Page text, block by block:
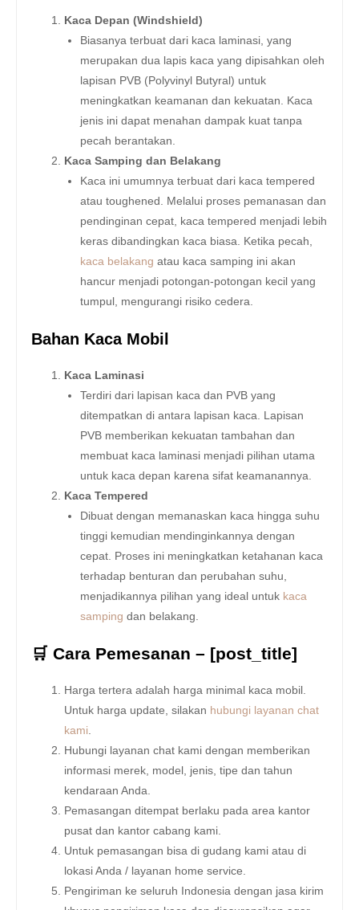
Kaca Depan (Windshield)
Biasanya terbuat dari kaca laminasi, yang
merupakan dua lapis kaca yang dipisahkan oleh
lapisan PVB (Polyvinyl Butyral) untuk
meningkatkan keamanan dan kekuatan. Kaca
jenis ini dapat menahan dampak kuat tanpa
pecah berantakan.
Kaca Samping dan Belakang
Kaca ini umumnya terbuat dari kaca tempered
atau toughened. Melalui proses pemanasan dan
pendinginan cepat, kaca tempered menjadi lebih
keras dibandingkan kaca biasa. Ketika pecah,
kaca belakang atau kaca samping ini akan
hancur menjadi potongan-potongan kecil yang
tumpul, mengurangi risiko cedera.
Bahan Kaca Mobil
Kaca Laminasi
Terdiri dari lapisan kaca dan PVB yang
ditempatkan di antara lapisan kaca. Lapisan
PVB memberikan kekuatan tambahan dan
membuat kaca laminasi menjadi pilihan utama
untuk kaca depan karena sifat keamanannya.
Kaca Tempered
Dibuat dengan memanaskan kaca hingga suhu
tinggi kemudian mendinginkannya dengan
cepat. Proses ini meningkatkan ketahanan kaca
terhadap benturan dan perubahan suhu,
menjadikannya pilihan yang ideal untuk kaca
samping dan belakang.
🛒 Cara Pemesanan – [post_title]
Harga tertera adalah harga minimal kaca mobil.
Untuk harga update, silakan hubungi layanan chat
kami
Hubungi layanan chat kami dengan memberikan
informasi merek, model, jenis, tipe dan tahun
kendaraan Anda.
Pemasangan ditempat berlaku pada area kantor
pusat dan kantor cabang kami.
Untuk pemasangan bisa di gudang kami atau di
lokasi Anda / layanan home service.
Pengiriman ke seluruh Indonesia dengan jasa kirim